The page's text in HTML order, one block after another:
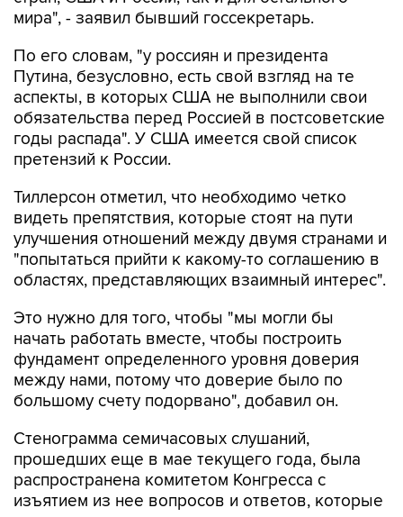
По его словам, "у россиян и президента
аспекты, в которых США не выполнили свои
обязательства перед Россией в постсоветские
годы распада". У США имеется свой список
претензий к России.
Тиллерсон отметил, что необходимо четко
улучшения отношений между двумя странами и
"попытаться прийти к какому-то соглашению в
областях, представляющих взаимный интерес".
Это нужно для того, чтобы "мы могли бы
фундамент определенного уровня доверия
между нами, потому что доверие было по
большому счету подорвано", добавил он.
Стенограмма семичасовых слушаний,
распространена комитетом Конгресса с
изъятием из нее вопросов и ответов, которые
конгрессмены считают относящимися к
секретной информации.